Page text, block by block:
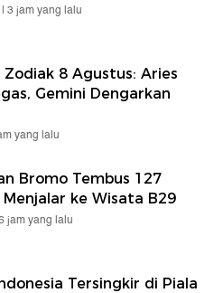
3 jam yang lalu
Zodiak 8 Agustus: Aries
Gemini Dengarkan
yang lalu
Bromo Tembus 127
ke Wisata B29
jam yang lalu
Tersingkir di Piala